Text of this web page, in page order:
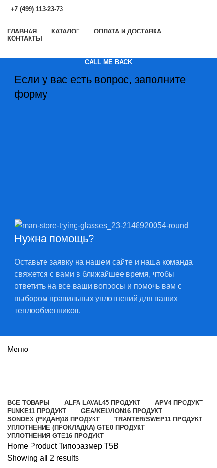
+7 (499) 113-23-73
ГЛАВНАЯ КАТАЛОГ
ОПЛАТА И ДОСТАВКА
КОНТАКТЫ
CALL ME BACK
Если у вас есть вопрос, заполните
форму
Нужна помощь?
Оставьте заявку на нашем сайте и наша команда
свяжется с вами в ближайшее время, чтобы
ответить на все ваши вопросы и помочь вам с
выбором правильных уплотнений для ваших
теплообменников.
Меню
ВСЕ ТОВАРЫ ALFA LAVAL45 ПРОДУКТ APV4 ПРОДУКТ
FUNKE11 ПРОДУКТ GEA/KELVION 16 ПРОДУКТ
SONDEX (РИДАН)18 ПРОДУКТ TRANTER/SWEP11 ПРОДУКТ
УПЛОТНЕНИЕ (ПРОКЛАДКА) GTE0 ПРОДУКТ
УПЛОТНЕНИЯ GTE16 ПРОДУКТ
Home Product Типоразмер T5B
Showing all 2 results